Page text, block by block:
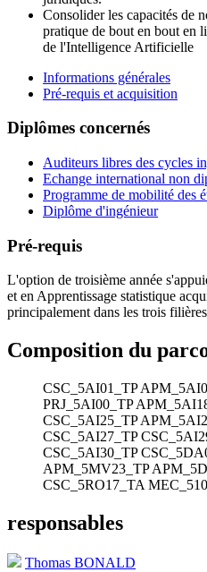
Consolider les capacités de
pratique de bout en bout en
de l'Intelligence Artificielle
Informations générales
Pré-requis et acquisition
Diplômes concernés
Auditeurs libres des cycles
Echange international non
Programme de mobilité des
Diplôme d'ingénieur
Pré-requis
L'option de troisième année
et en Apprentissage statistique
principalement dans les trois
Composition du
CSC_5AI01_TP
PRJ_5AI00_TP
CSC_5AI25_TP
CSC_5AI27_TP
CSC_5AI30_TP
APM_5MV23_TP
CSC_5RO17_TA
responsables
Thomas BONALD